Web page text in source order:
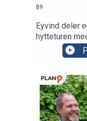
89
Eyvind deler
hytteturen
han har et